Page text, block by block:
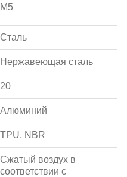
M5
Сталь
Нержавеющая сталь
20
Алюминий
TPU, NBR
Сжатый воздух в
соответствии с